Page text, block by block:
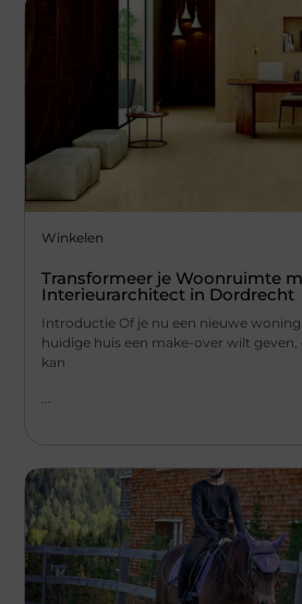
Winkelen
Transformeer je Woonruimte
Interieurarchitect in Dordrecht
Introductie Of je nu een nieuwe
huidige huis een make-over wilt
kan